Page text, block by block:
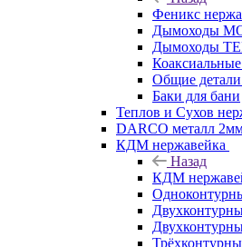
Феникс
Дымоходы
Дымоходы
Общие
Баки для бани
Теплов и Сухов
DARCO металл
КДМ нержавейка
Назад
КДМ